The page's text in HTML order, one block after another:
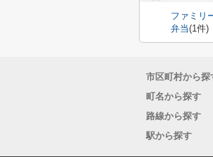
ファミリ
弁当(1件)
市区町村から探
町名から探す
路線から探す
駅から探す